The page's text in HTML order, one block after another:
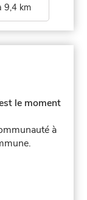
9,4 km
le moment
à